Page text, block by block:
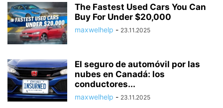
The Fastest Used Cars You Can
Buy For Under $20,000
maxwelhelp - 23.11.2025
El seguro de automóvil por las
nubes en Canadá: los
conductores...
maxwelhelp - 23.11.2025